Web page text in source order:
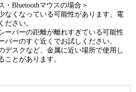
・Bluetoothマウスの場合＞
なくなっている可能性があります。電
ださい。
ーバーの距離が離れすぎている可能性
バーのすぐ近くでお試しください。
デスクなど、金属に近い場所で使用し
ことがあります。